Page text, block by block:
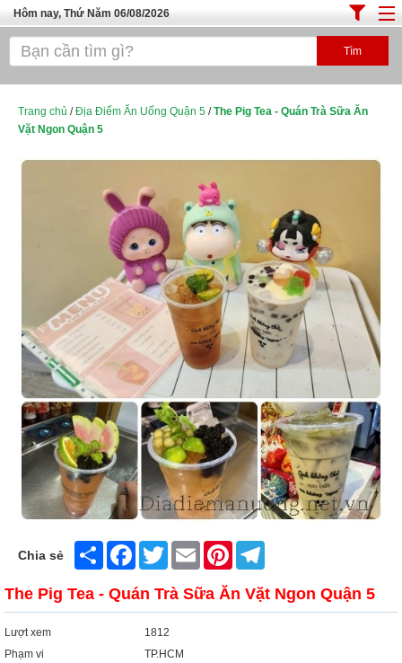
Hôm nay, Thứ Năm 06/08/2026
Trang chủ
Cafe - Kem- Trà Sữa
Top Quán Ăn Sài Gòn
Trang chủ /Địa Điểm Ăn Uống Quận 5 /The Pig Tea - Quán Trà Sữa Ăn
Vặt Ngon Quận 5
Chia sẻ Share FacebookTwitter Email Pinterest
The Pig Tea - Quán Trà Sữa Ăn Vặt Ngon Quận 5
Lượt xem
1812
Phạm vi
TP.HCM